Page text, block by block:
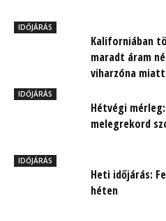
IDŐJÁRÁS
Kaliforniában
maradt áram
viharzóna miatt
IDŐJÁRÁS
Hétvégi
melegrekord
IDŐJÁRÁS
Heti időjárás:
héten